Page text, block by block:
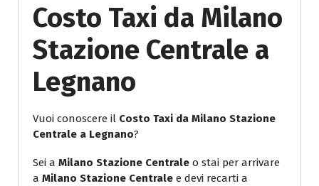
Costo Taxi da Milano
Stazione Centrale a
Legnano
Vuoi conoscere il Costo Taxi da Milano Stazione
Centrale a Legnano?
Sei a Milano Stazione Centrale o stai per arrivare
a Milano Stazione Centrale e devi recarti a